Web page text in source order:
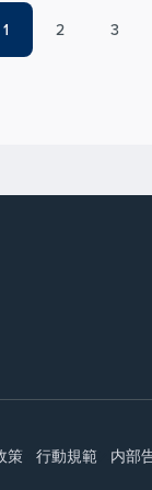
1 2 3
策 行動規範 内部